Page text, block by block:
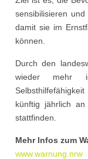
sensibilisieren
damit sie im
können.
Durch den
wieder mehr
künftig jährlich
stattfinden.
Mehr Infos zum
www.warnung.nrw